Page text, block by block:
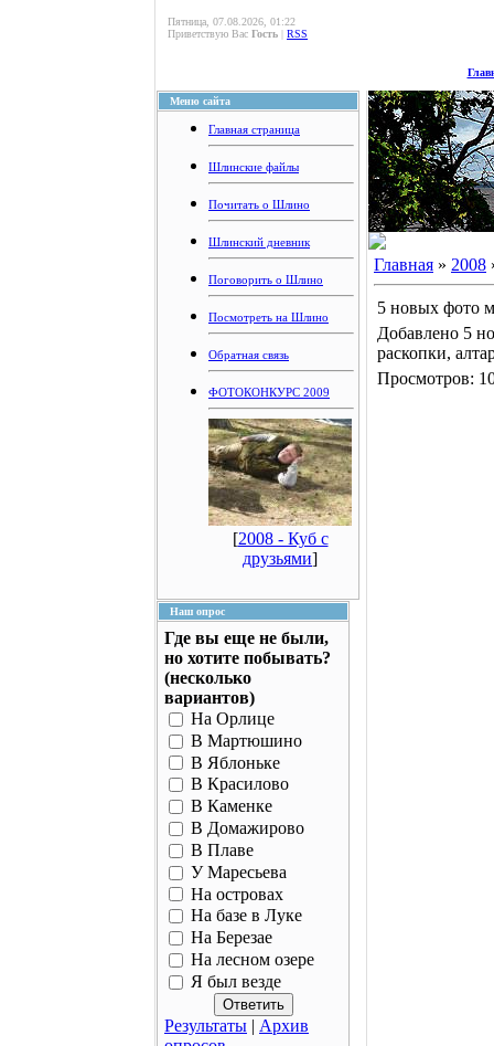
Пятница, 07.08.2026, 01:22
Приветствую Вас Гость | RSS
Меню сайта
Главная страница
Шлинские файлы
Почитать о Шлино
Шлинский дневник
Поговорить о Шлино
Посмотреть на Шлино
Обратная связь
ФОТОКОНКУРС 2009
[2008 - Куб с
друзьями]
Наш опрос
Где вы еще не были,
но хотите побывать?
(несколько
вариантов)
На Орлице
В Мартюшино
В Яблоньке
В Красилово
В Каменке
В Домажирово
В Плаве
У Маресьева
На островах
На базе в Луке
На Березае
На лесном озере
Я был везде
Результаты | Архив
Главная » 2008
5 новых фото
Добавлено 5
раскопки,
Просмотров: